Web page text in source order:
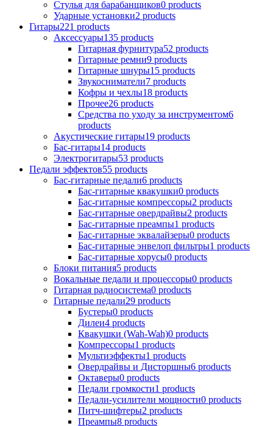
Стулья для барабанщиков0 products
Ударные установки2 products
Гитары221 products
Аксессуары135 products
Гитарная фурнитура52 products
Гитарные ремни9 products
Гитарные шнуры15 products
Звукосниматели7 products
Кофры и чехлы18 products
Прочее26 products
Средства по уходу за инструментом6
products
Акустические гитары19 products
Бас-гитары14 products
Электрогитары53 products
Педали эффектов55 products
Бас-гитарные педали6 products
Бас-гитарные квакушки0 products
Бас-гитарные компрессоры2 products
Бас-гитарные овердрайвы2 products
Бас-гитарные преампы1 products
Бас-гитарные эквалайзеры0 products
Бас-гитарные энвелоп фильтры1 products
Бас-гитарные хорусы0 products
Блоки питания5 products
Вокальные педали и процессоры0 products
Гитарная радиосистема0 products
Гитарные педали29 products
Бустеры0 products
Дилеи4 products
Квакушки (Wah-Wah)0 products
Компрессоры1 products
Мультиэффекты1 products
Овердрайвы и Дисторшны6 products
Октаверы0 products
Педали громкости1 products
Педали-усилители мощности0 products
Питч-шифтеры2 products
Преампы8 products